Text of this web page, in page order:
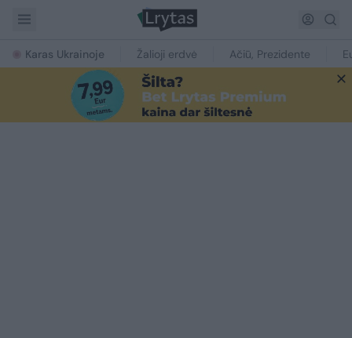
Karas Ukrainoje Žalioji erdvė Ačiū, Prezidente